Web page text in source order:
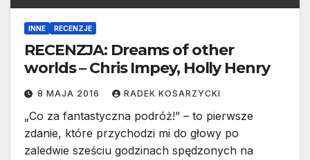
INNE RECENZJE
RECENZJA: Dreams of other
worlds – Chris Impey, Holly Henry
8 MAJA 2016 RADEK KOSARZYCKI
„Co za fantastyczna podróż!” – to pierwsze
zdanie, które przychodzi mi do głowy po
zaledwie sześciu godzinach spędzonych na